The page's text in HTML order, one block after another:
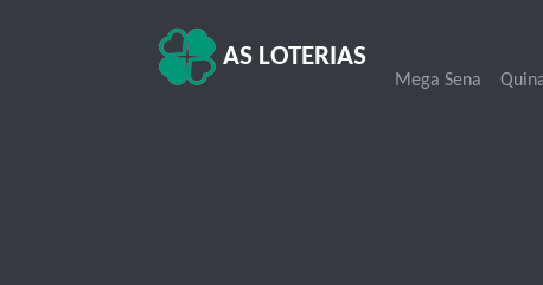
AS LOTERIAS
Mega Sena